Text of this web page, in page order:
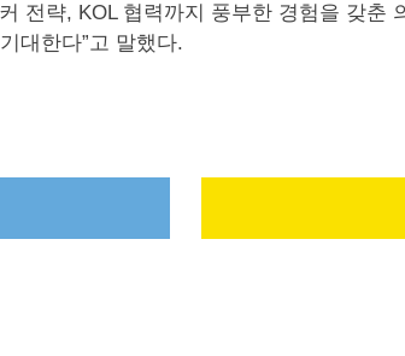
전략, KOL 협력까지 풍부한 경험을 갖춘
대한다”고 말했다.